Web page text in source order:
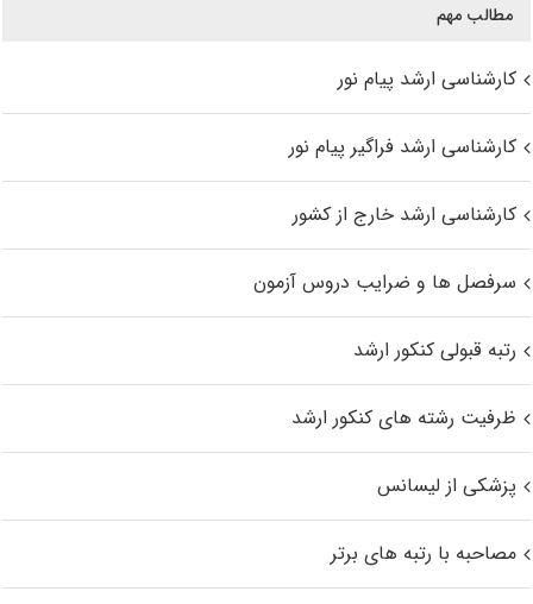
مطالب مهم
کارشناسی ارشد پیام نور
کارشناسی ارشد فراگیر پیام نور
کارشناسی ارشد خارج از کشور
سرفصل ها و ضرایب دروس آزمون
رتبه قبولی کنکور ارشد
ظرفیت رشته های کنکور ارشد
پزشکی از لیسانس
مصاحبه با رتبه های برتر